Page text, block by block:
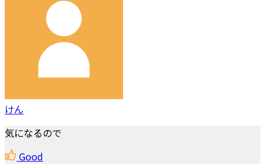
けん
気になるので
Good